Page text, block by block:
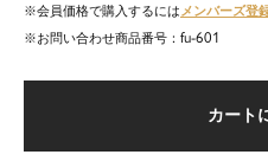
会員価格で購入するには メンバーズ登
商品番号
fu-601
カート